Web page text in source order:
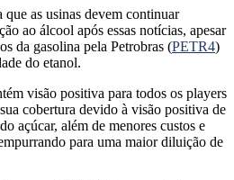
as usinas devem continuar
ao álcool após essas notícias, apesar
da gasolina pela Petrobras (PETR4)
do etanol.
visão positiva para todos os players
cobertura devido à visão positiva de
açúcar, além de menores custos e
para uma maior diluição de